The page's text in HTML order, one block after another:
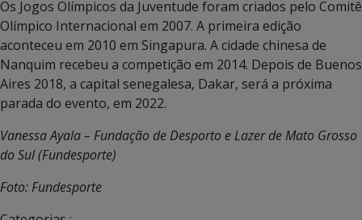
Os Jogos Olímpicos da Juventude foram criados pelo Comitê
Olímpico Internacional em 2007. A primeira edição
aconteceu em 2010 em Singapura. A cidade chinesa de
Nanquim recebeu a competição em 2014. Depois de Buenos
Aires 2018, a capital senegalesa, Dakar, será a próxima
parada do evento, em 2022.
Vanessa Ayala – Fundação de Desporto e Lazer de Mato Grosso
do Sul (Fundesporte)
Foto: Fundesporte